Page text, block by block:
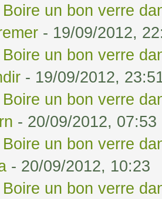
un bon verre
- 19/09/2012,
un bon verre
- 19/09/2012,
un bon verre
- 20/09/2012, 07:53
un bon verre
- 20/09/2012, 10:23
un bon verre